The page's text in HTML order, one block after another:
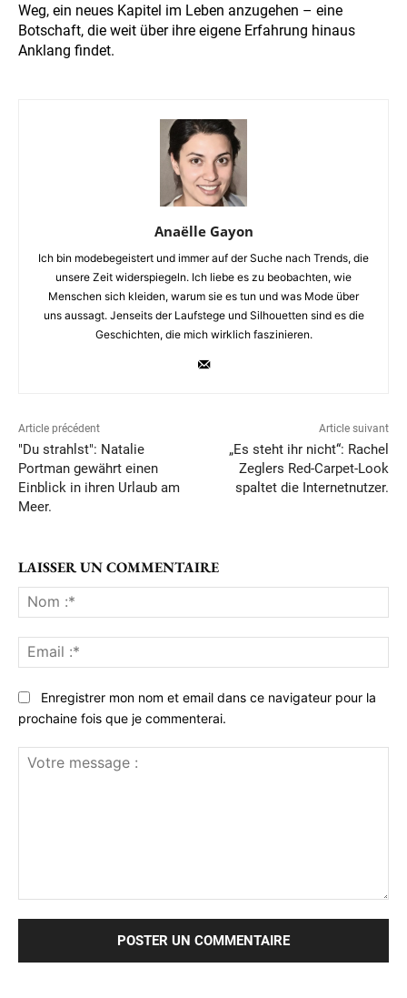
Weg, ein neues Kapitel im Leben anzugehen – eine
Botschaft, die weit über ihre eigene Erfahrung hinaus
Anklang findet.
Anaëlle Gayon
Ich bin modebegeistert und immer auf der Suche nach Trends, die
unsere Zeit widerspiegeln. Ich liebe es zu beobachten, wie
Menschen sich kleiden, warum sie es tun und was Mode über
uns aussagt. Jenseits der Laufstege und Silhouetten sind es die
Geschichten, die mich wirklich faszinieren.
Article précédent
"Du strahlst": Natalie
Portman gewährt einen
Einblick in ihren Urlaub am
Meer.
Article suivant
„Es steht ihr nicht“: Rachel
Zeglers Red-Carpet-Look
spaltet die Internetnutzer.
LAISSER UN COMMENTAIRE
:*
:*
Enregistrer mon nom et email dans ce navigateur pour la
prochaine fois que je commenterai.